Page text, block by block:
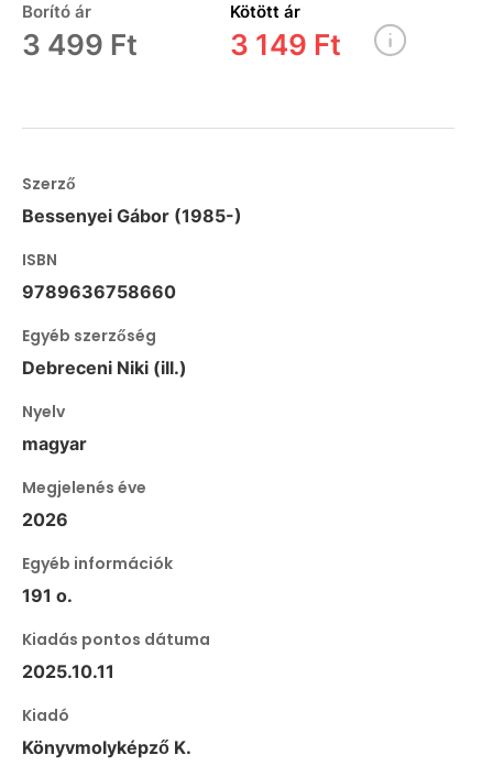
Borító ár
3 499 Ft
Kötött ár
3 149 Ft
Szerző
Bessenyei Gábor (1985-)
ISBN
9789636758660
Egyéb szerzőség
Debreceni Niki (ill.)
Nyelv
magyar
Megjelenés éve
2026
Egyéb információk
191 o.
Kiadás pontos dátuma
2025.10.11
Kiadó
Könyvmolyképző K.